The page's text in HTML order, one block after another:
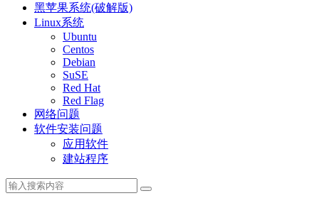
黑苹果系统(破解版)
Linux系统
Ubuntu
Centos
Debian
SuSE
Red Hat
Red Flag
网络问题
软件安装问题
应用软件
建站程序